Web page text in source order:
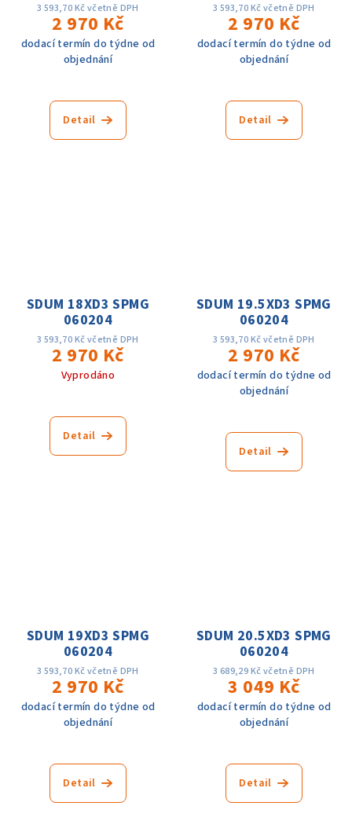
3 593,70 Kč včetně DPH
2 970 Kč
dodací termín do týdne od
objednání
Detail
3 593,70 Kč včetně DPH
2 970 Kč
dodací termín do týdne od
objednání
Detail
SDUM 18XD3 SPMG
060204
3 593,70 Kč včetně DPH
2 970 Kč
Vyprodáno
Detail
SDUM 19.5XD3 SPMG
060204
3 593,70 Kč včetně DPH
2 970 Kč
dodací termín do týdne od
objednání
Detail
SDUM 19XD3 SPMG
060204
3 593,70 Kč včetně DPH
2 970 Kč
dodací termín do týdne od
objednání
Detail
SDUM 20.5XD3 SPMG
060204
3 689,29 Kč včetně DPH
3 049 Kč
dodací termín do týdne od
objednání
Detail